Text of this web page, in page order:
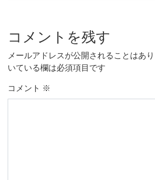
コメントを残す
メールアドレスが公開されることはあり
いている欄は必須項目です
コメント ※